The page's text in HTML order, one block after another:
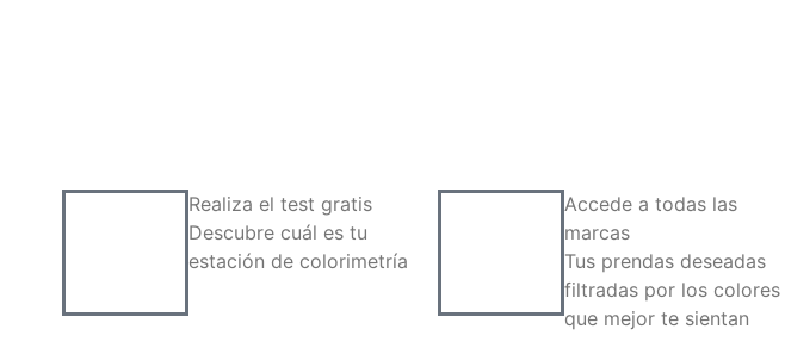
Realiza el test gratis
Descubre cuál es tu
estación de colorimetría
Accede a todas las
marcas
Tus prendas deseadas
filtradas por los colores
que mejor te sientan